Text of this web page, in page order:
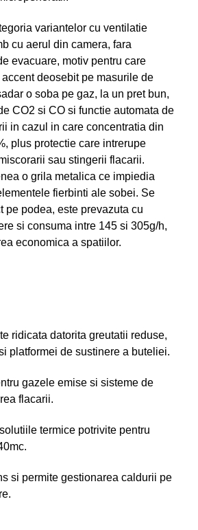
variantelor cu ventilatie
cu aerul din camera, fara
evacuare, motiv pentru care
deosebit pe masurile de
o soba pe gaz, la un pret bun,
CO2 si CO si functie automata de
in cazul in care concentratia din
plus protectie care intrerupe
sau stingerii flacarii.
o grila metalica ce impiedia
fierbinti ale sobei. Se
pe podea, este prevazuta cu
si consuma intre 145 si 305g/h,
economica a spatiilor.
ridicata datorita greutatii reduse,
platformei de sustinere a buteliei.
gazele emise si sisteme de
flacarii.
termice potrivite pentru
si permite gestionarea caldurii pe